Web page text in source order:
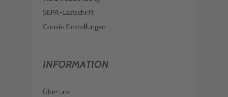
SEPA-Lastschrift
Cookie Einstellungen
INFORMATION
Über uns